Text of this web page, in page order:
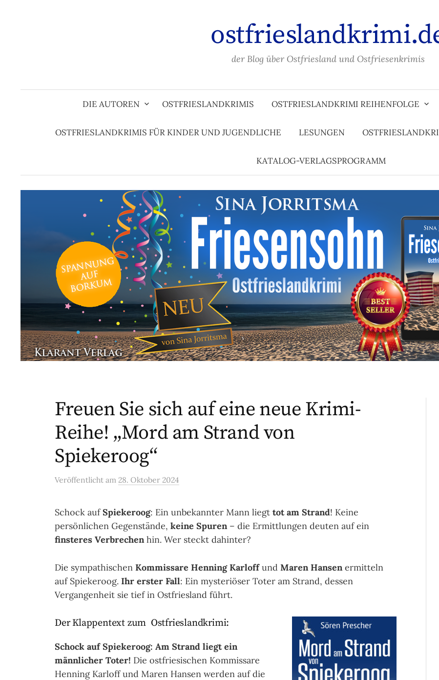
der Blog über Ostfriesland und Ostfriesenkrimis
DIE AUTOREN OSTFRIESLANDKRIMIS OSTFRIESLANDKRIMI REIHENFOLGE
OSTFRIESLANDKRIMIS FÜR KINDER UND JUGENDLICHE LESUNGEN
KATALOG-VERLAGSPROGRAMM
Freuen Sie sich auf eine neue Krimi-
Reihe! „Mord am Strand von
Spiekeroog“
Veröffentlicht am 28. Oktober 2024
Schock aufSpiekeroog: Ein unbekannter Mann liegt tot am Strand! Keine
persönlichen Gegenstände, keine Spuren – die Ermittlungen deuten auf ein
finsteres Verbrechen hin. Wer steckt dahinter?
Die sympathischen Kommissare Henning Karloffund Maren Hansen ermitteln
auf Spiekeroog. Ihr erster Fall: Ein mysteriöser Toter am Strand, dessen
Vergangenheit sie tief in Ostfriesland führt.
Der Klappentext zum Ostfrieslandkrimi:
Schock auf Spiekeroog: Am Strand liegt ein
männlicher Toter! Die ostfriesischen Kommissare
Henning Karloff und Maren Hansen werden auf die